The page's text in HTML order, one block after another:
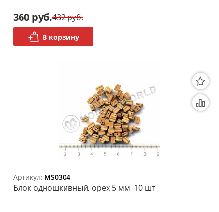
360 руб.432 руб.
В корзину
Артикул: MS0304
Блок одношкивный, орех 5 мм, 10 шт